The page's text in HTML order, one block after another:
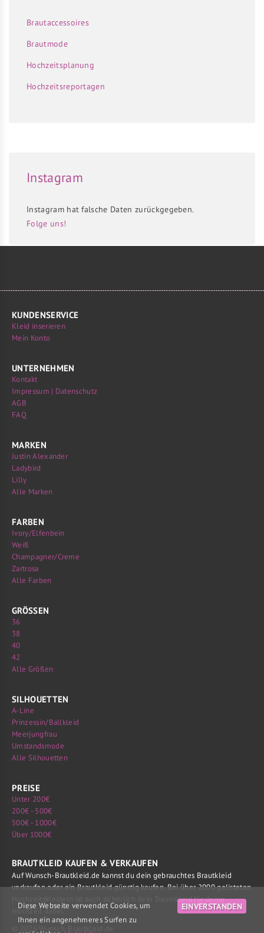
EINVERSTANDEN
Diese Webseite verwendet Cookies, um
Ihnen ein angenehmeres Surfen zu
Brautaccessoires
Brautmode
Hochzeitsplanung
Hochzeitsreportagen
Instagram
Instagram hat falsche Daten zurückgegeben.
Folge uns!
KUNDENSERVICE
Kleid inserieren
Mein Konto
UNTERNEHMEN
Kontakt
Impressum | Datenschutz
AGB
FAQ
MARKEN
Justin Alexander
Ladybird
Lilly
Alle Marken
FARBEN
Ivory/Elfenbein
Weiß
Champagner/Creme
Zartrosa
Alle Farben
GRÖSSEN
36
38
40
42
Alle Größen
SILHOUETTEN
A-Line
Prinzessin/Ballkleid
Meerjungfrau
Umstandsmode
Alle Silhouetten
PREISE
Unter 200€
200€ - 500€
500€ - 1000€
Über 1000€
BRAUTKLEID KAUFEN & VERKAUFEN
Auf Wunsch-Brautkleid.de kannst du dein gebrauchtes Brautkleid
verkaufen oder ein Brautkleid günstig kaufen. Bei über 2000 gelisteten
Hochzeitskleidern ist auch sicherlich dein Traumkleid für deine
Hochzeit dabei.
© 2026 Wunsch-Brautkleid.de